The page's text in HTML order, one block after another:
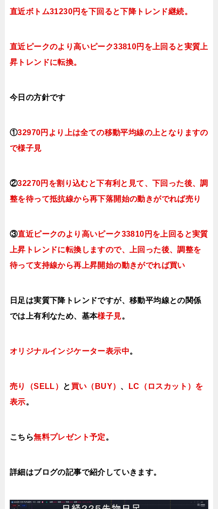
直近ボトム31230円を下回ると下降トレンド継続。
直近ピークのより高いピーク33810円を上回ると実質上
昇トレンドに転換。
今日 の方針です
①32970円より上は全ての移動平均線の上となりますの
で様子見
②32270円を割り込むと下有利と見て、下回った後、調
整を待って抵抗線から再下落開始の動きがでれば売り
③直近ピークのより高いピーク33810円を上回ると実質
上昇トレンドに転換しますので、上回った後、調整を
待って支持線から再上昇開始の動きがでれば買い
日足は実質下降トレンドですが、移動平均線との関係
では上有利なため、基本様子見。
オリジナルインジケーター表示中。
売り（SELL） と 買い（BUY） 、
LC（ロスカット）を
表示。
こちら無料プレゼント予定。
詳細はブログの記事で紹介していき ます。